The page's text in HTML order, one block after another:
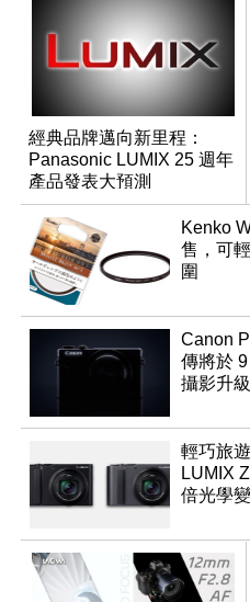
經典品牌邁向新里程：
Panasonic LUMIX 25 週年
產品發表大預測
Kenko
售，可
圍
Canon
傳將於
攝影升
輕巧旅
LUMIX
倍光學